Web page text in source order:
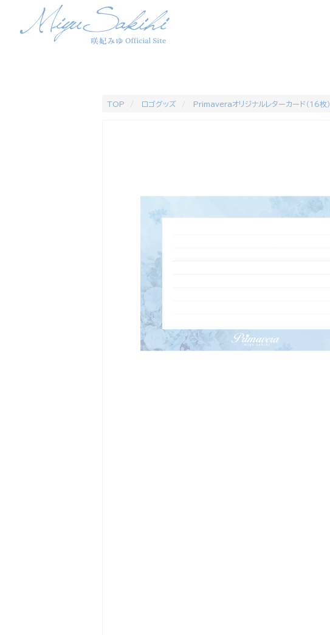
TOP ロゴグッズ Primaveraオリジナルレターカード（16枚）